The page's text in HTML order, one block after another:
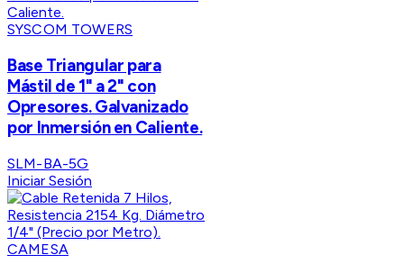
SYSCOM TOWERS
Base Triangular para
Mástil de 1" a 2" con
Opresores. Galvanizado
por Inmersión en Caliente.
SLM-BA-5G
Iniciar Sesión
CAMESA